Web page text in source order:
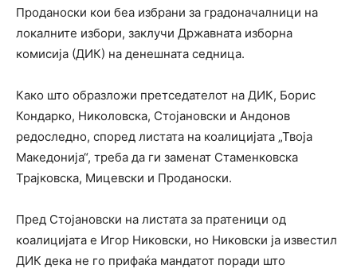
Проданоски кои беа избрани за градоначалници на
локалните избори, заклучи Државната изборна
комисија (ДИК) на денешната седница.
Како што образложи претседателот на ДИК, Борис
Кондарко, Николовска, Стојановски и Андонов
редоследно, според листата на коалицијата „Твоја
Македонија“, треба да ги заменат Стаменковска
Трајковска, Мицевски и Проданоски.
Пред Стојановски на листата за пратеници од
коалицијата е Игор Никовски, но Никовски ја известил
ДИК дека не го прифаќа мандатот поради што